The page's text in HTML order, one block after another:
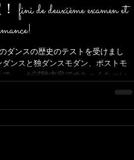
de deuxième examen et
ダンスの歴史のテストを受けまし
ンスと独ダンスモダン、ポストモ
。。が試験内容でめちゃくちゃい
はフランスのヌーベルダンスとダン